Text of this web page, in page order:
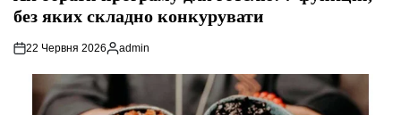
без яких складно конкурувати
22 Червня 2026
Опубліковано
admin